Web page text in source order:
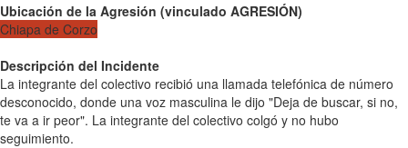
Ubicación de la Agresión (vinculado AGRESIÓN)
Chiapa de Corzo
Descripción del Incidente
La integrante del colectivo recibió una llamada telefónica de número
desconocido, donde una voz masculina le dijo "Deja de buscar, si no,
te va a ir peor". La integrante del colectivo colgó y no hubo
seguimiento.